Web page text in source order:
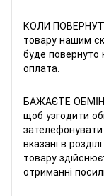
КОЛИ
товару нашим
буде повернуто
оплата.
БАЖАЄТЕ
щоб узгодити
вказані в
товару
отриманні